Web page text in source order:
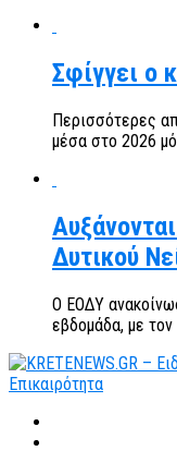
Σφίγγει ο
Περισσότερες
μέσα στο 2026
Δυτικού
Ο ΕΟΔΥ
εβδομάδα, με τον